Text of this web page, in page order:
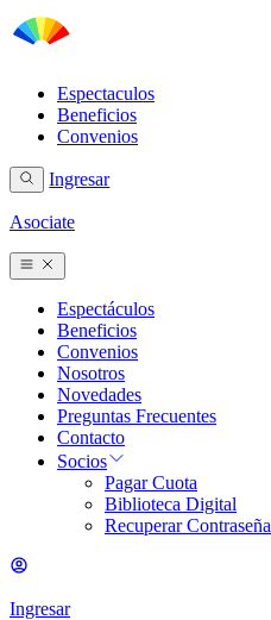
Espectaculos
Beneficios
Convenios
Ingresar
Asociate
Espectáculos
Beneficios
Convenios
Nosotros
Novedades
Preguntas Frecuentes
Contacto
Socios
Pagar Cuota
Biblioteca Digital
Recuperar Contraseña
Ingresar